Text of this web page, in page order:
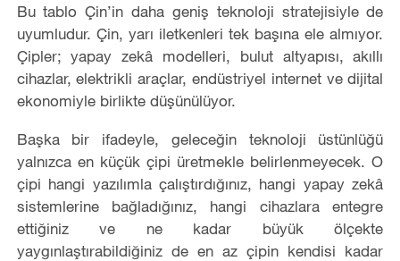
Bu tablo Çin’in daha geniş teknoloji stratejisiyle de
uyumludur. Çin, yarı iletkenleri tek başına ele almıyor.
Çipler; yapay zekâ modelleri, bulut altyapısı, akıllı
cihazlar, elektrikli araçlar, endüstriyel internet ve dijital
ekonomiyle birlikte düşünülüyor.
Başka bir ifadeyle, geleceğin teknoloji üstünlüğü
yalnızca en küçük çipi üretmekle belirlenmeyecek. O
çipi hangi yazılımla çalıştırdığınız, hangi yapay zekâ
sistemlerine bağladığınız, hangi cihazlara entegre
ettiğiniz ve ne kadar büyük ölçekte
yaygınlaştırabildiğiniz de en az çipin kendisi kadar